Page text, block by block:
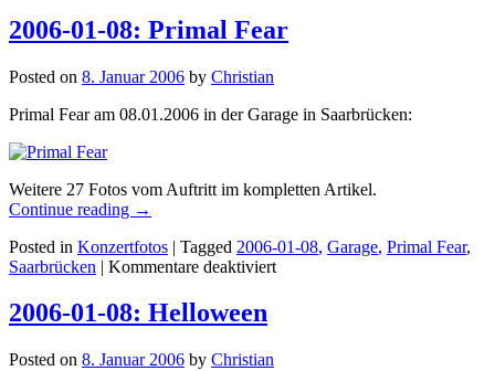
2006-01-08: Primal Fear
Posted on 8. Januar 2006 by Christian
Primal Fear am 08.01.2006 in der Garage in Saarbrücken:
Weitere 27 Fotos vom Auftritt im kompletten Artikel.
Continue reading →
Posted in Konzertfotos | Tagged 2006-01-08, Garage, Primal Fear,
Saarbrücken | Kommentare deaktiviertfür
2006-01-08: Helloween
Posted on 8. Januar 2006 by Christian